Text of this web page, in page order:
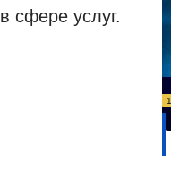
сфере услуг.